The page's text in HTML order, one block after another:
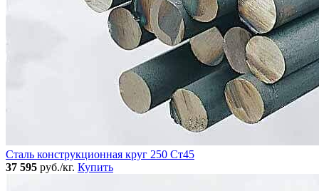
Сталь конструкционная круг 250 Ст45
37 595 руб./кг. Купить